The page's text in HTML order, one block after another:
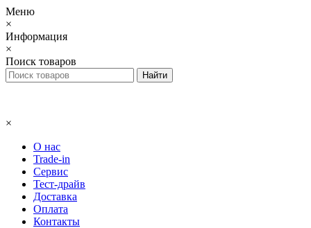
Меню
×
Информация
×
Поиск товаров
×
О нас
Trade-in
Сервис
Тест-драйв
Доставка
Оплата
Контакты